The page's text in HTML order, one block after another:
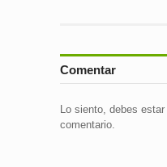
Comentar
Lo siento, debes estar
comentario.